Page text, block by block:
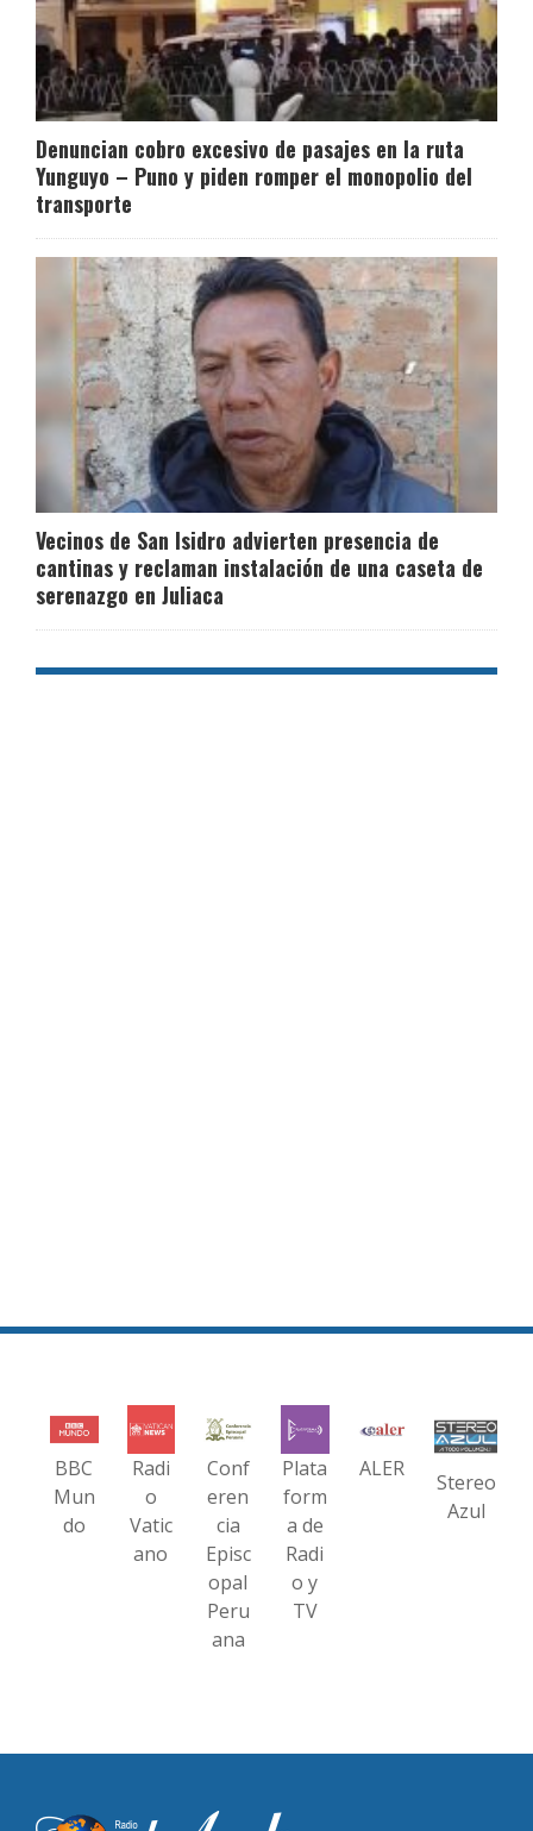
Denuncian cobro excesivo de pasajes en la ruta
Yunguyo – Puno y piden romper el monopolio del
transporte
Vecinos de San Isidro advierten presencia de
cantinas y reclaman instalación de una caseta de
serenazgo en Juliaca
BBC
Mun
do
Radi
o
Vatic
ano
Conf
eren
cia
Episc
opal
Peru
ana
Plata
form
a de
Radi
o y
TV
ALER
Stereo
Azul